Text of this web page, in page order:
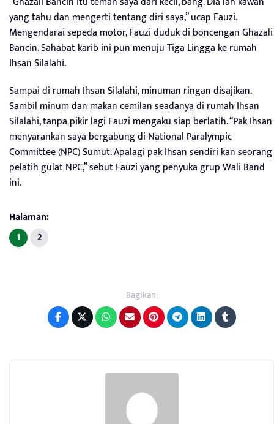
yang tahu dan mengerti tentang diri saya,” ucap Fauzi.
Mengendarai sepeda motor, Fauzi duduk di boncengan Ghazali
Bancin. Sahabat karib ini pun menuju Tiga Lingga ke rumah
Ihsan Silalahi.
Sampai di rumah Ihsan Silalahi, minuman ringan disajikan.
Sambil minum dan makan cemilan seadanya di rumah Ihsan
Silalahi, tanpa pikir lagi Fauzi mengaku siap berlatih. “Pak Ihsan
menyarankan saya bergabung di National Paralympic
Committee (NPC) Sumut. Apalagi pak Ihsan sendiri kan seorang
pelatih gulat NPC,” sebut Fauzi yang penyuka grup Wali Band
ini.
Halaman:
1 2
Bagikan: